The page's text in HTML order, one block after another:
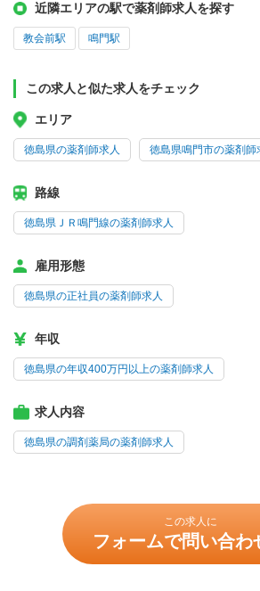
近隣エリアの駅で薬剤師求人を探す
教会前駅 鳴門駅
この求人と似た求人をチェック
エリア
徳島県の薬剤師求人 徳島県鳴門市の薬剤師
路線
徳島県ＪＲ鳴門線の薬剤師求人
雇用形態
徳島県の正社員の薬剤師求人
年収
徳島県の年収400万円以上の薬剤師求人
求人内容
徳島県の調剤薬局の薬剤師求人
この求人に
フォームで問い合わ